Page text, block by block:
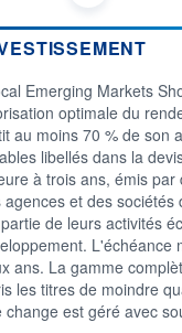
03/12 08/04
Locale
0%
Emerging Markets
optimale du
au moins 70 % de son
libellés dans la
à trois ans, émis par
et des sociétés
de leurs activités
L'échéance
ans. La gamme
les titres de moindre
est géré avec